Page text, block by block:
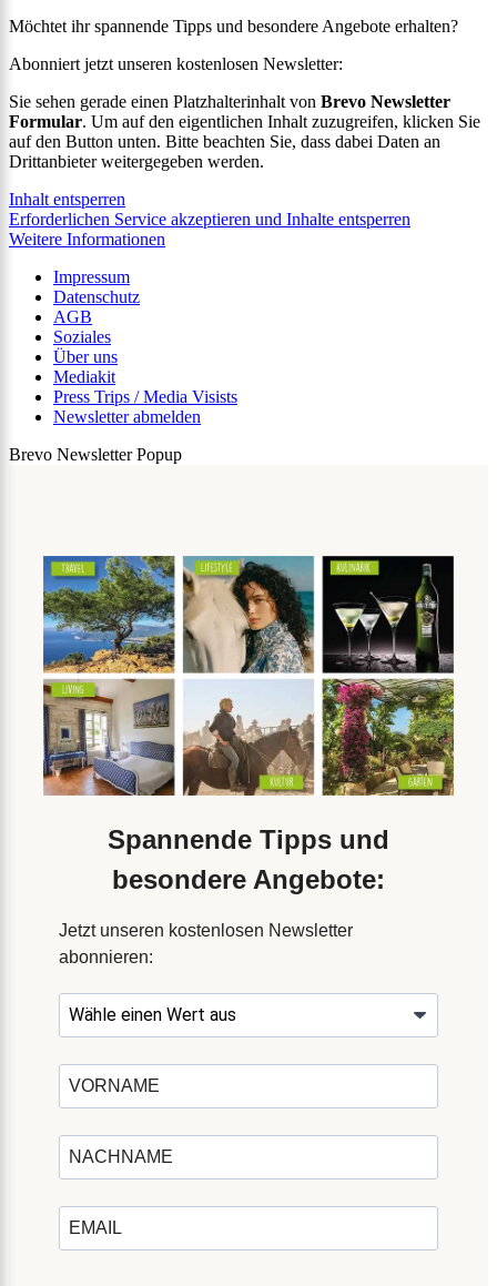
Möchtet ihr spannende Tipps und besondere Angebote erhalten?
Abonniert jetzt unseren kostenlosen Newsletter:
Sie sehen gerade einen Platzhalterinhalt von Brevo Newsletter
Formular. Um auf den eigentlichen Inhalt zuzugreifen, klicken Sie
auf den Button unten. Bitte beachten Sie, dass dabei Daten an
Drittanbieter weitergegeben werden.
Inhalt entsperren
Erforderlichen Service akzeptieren und Inhalte entsperren
Weitere Informationen
Impressum
Datenschutz
AGB
Soziales
Über uns
Mediakit
Press Trips / Media Visists
Newsletter abmelden
Brevo Newsletter Popup